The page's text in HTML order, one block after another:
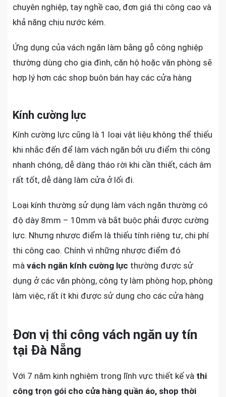
chuyên nghiệp, tay nghề cao, đơn giá thi công cao và
khả năng chịu nước kém.
Ứng dụng của vách ngăn làm bằng gỗ công nghiệp
thường dùng cho gia đình, căn hộ hoặc văn phòng sẽ
hợp lý hơn các shop buôn bán hay các cửa hàng
Kính cường lực
Kính cường lực cũng là 1 loại vật liệu không thể thiếu
khi nhắc đến để làm vách ngăn bởi ưu điểm thi công
nhanh chóng, dễ dàng tháo rời khi cần thiết, cách âm
rất tốt, dễ dàng làm cửa ở lối đi.
Loại kính thường sử dụng làm vách ngăn thường có
độ dày 8mm – 10mm và bắt buộc phải được cường
lực. Nhưng nhược điểm là thiếu tính riêng tư, chi phí
thi công cao. Chính vì những nhược điểm đó
mà vách ngăn kính cường lực thường được sử
dụng ở các văn phòng, công ty làm phòng họp, phòng
làm việc, rất ít khi được sử dụng cho các cửa hàng
Đơn vị thi công vách ngăn uy tín
tại Đà Nẵng
Với 7 năm kinh nghiệm trong lĩnh vực thiết kế và thi
công trọn gói cho cửa hàng quần áo, shop thời